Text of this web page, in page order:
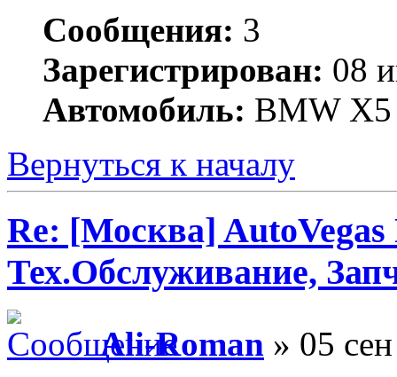
Сообщения: 3
Зарегистрирован: 08
Автомобиль: BMW X5
Вернуться к началу
Re: [Москва]
Тех.Обслуживание,
Ali-Roman » 05